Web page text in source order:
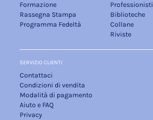
Formazione
Rassegna Stampa
Programma Fedeltà
Professionisti
Biblioteche
Collane
Riviste
SERVIZIO CLIENTI
Contattaci
Condizioni di vendita
Modalità di pagamento
Aiuto e FAQ
Privacy